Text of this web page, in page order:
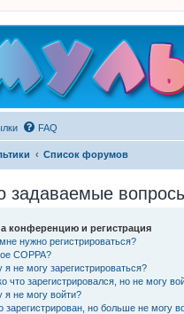
FAQ
Список форумов
задаваемые
конференцию и регистрация
нужно регистрироваться?
COPPA?
не могу зарегистрироваться?
что зарегистрировался, но не могу
я не могу войти?
зарегистрирован, но больше не могу